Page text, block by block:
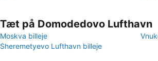
Tæt på Domodedovo Lufthavn
Moskva billeje
Sheremetyevo Lufthavn billeje